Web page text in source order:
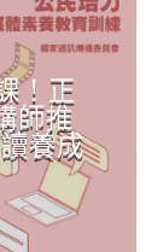
！正
師推
養成